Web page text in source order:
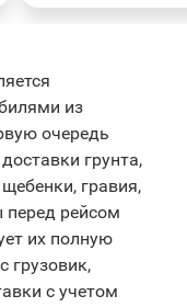
из
очередь
грунта,
гравия,
перед рейсом
их полную
грузовик,
с учетом